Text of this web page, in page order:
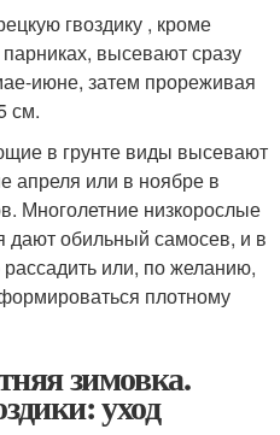
гвоздику , кроме
высевают сразу
июне, затем прореживая
см.
в грунте виды высевают
апреля или в ноябре в
Многолетние низкорослые
дают обильный самосев, и в
или, по желанию,
плотному
зимовка.
уход